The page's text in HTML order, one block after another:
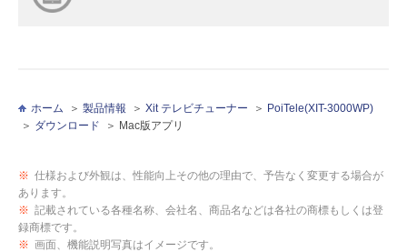
ホーム 製品情報 Xit テレビチューナー
PoiTele(XIT-3000WP)
ダウンロード
Mac版アプリ
※ 仕様および外観は、性能向上その他の理由で、予告なく変更する場合が
あります。
※ 記載されている各種名称、会社名、商品名などは各社の商標もしくは登
録商標です。
※ 画面、機能説明写真はイメージです。